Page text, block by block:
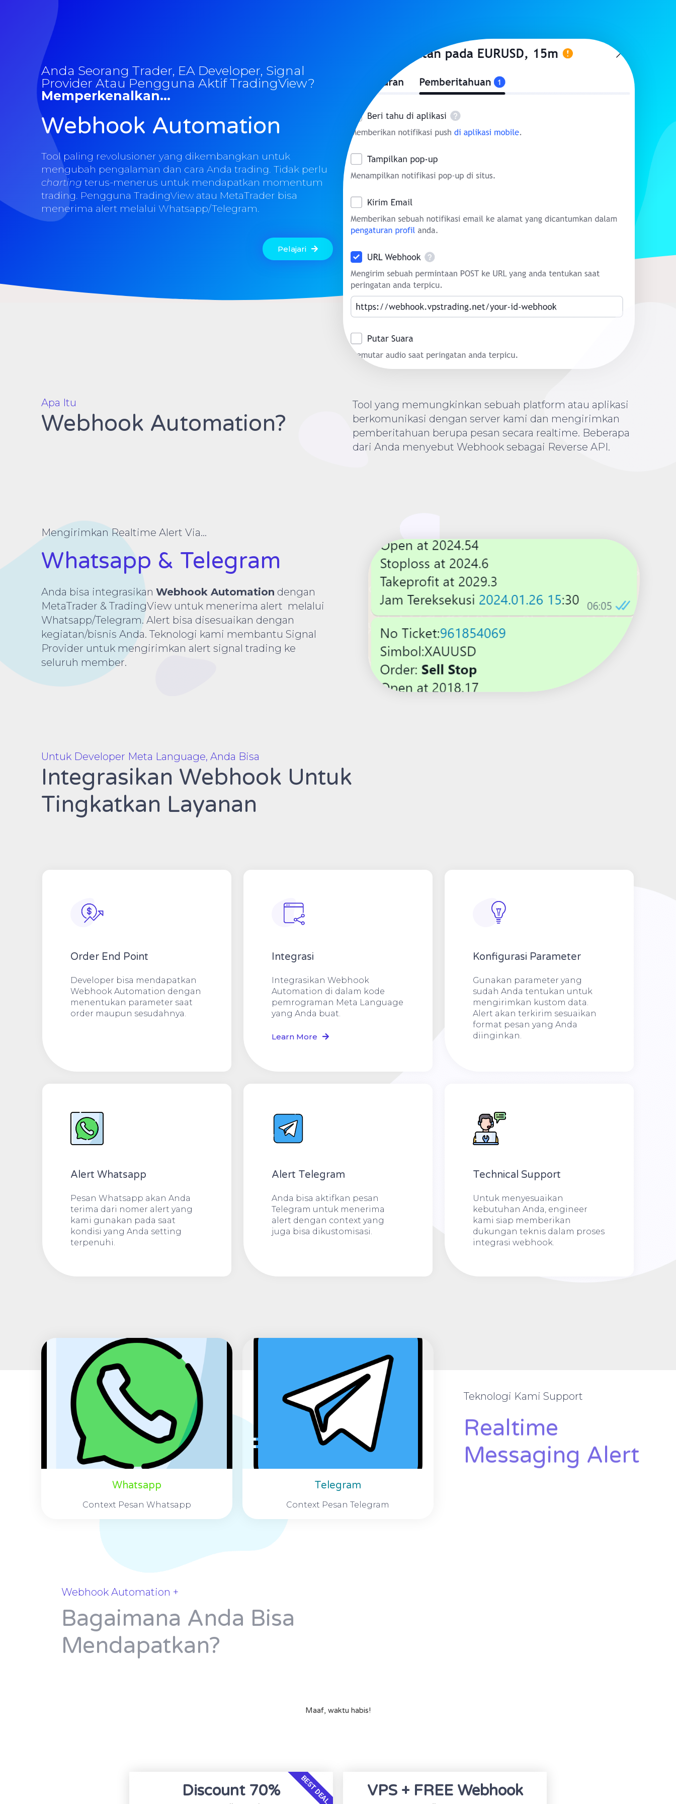
Anda Seorang Trader, EA Developer, Signal
Provider Atau Pengguna Aktif TradingView?
Memperkenalkan...
Webhook Automation
Tool paling revolusioner yang dikembangkan untuk
mengubah pengalaman dan cara Anda trading. Tidak perlu
charting terus-menerus untuk mendapatkan momentum
trading. Pengguna TradingView atau MetaTrader bisa
menerima alert melalui Whatsapp/Telegram.
Pelajari
Apa Itu
Webhook Automation?
Tool yang memungkinkan sebuah platform atau aplikasi
berkomunikasi dengan server kami dan mengirimkan
pemberitahuan berupa pesan secara realtime. Beberapa
dari Anda menyebut Webhook sebagai Reverse API.
Mengirimkan Realtime Alert Via...
Whatsapp & Telegram
Anda bisa integrasikan Webhook Automation dengan
MetaTrader & TradingView untuk menerima alert melalui
Whatsapp/Telegram. Alert bisa disesuaikan dengan
kegiatan/bisnis Anda. Teknologi kami membantu Signal
Provider untuk mengirimkan alert signal trading ke
seluruh member.
Untuk Developer Meta Language, Anda Bisa
Integrasikan Webhook Untuk
Tingkatkan Layanan
Order End Point
Developer bisa mendapatkan
Webhook Automation dengan
menentukan parameter saat
order maupun sesudahnya.
Integrasi
Integrasikan Webhook
Automation di dalam kode
pemrograman Meta Language
yang Anda buat.
Learn More
Konfigurasi Parameter
Gunakan parameter yang
sudah Anda tentukan untuk
mengirimkan kustom data.
Alert akan terkirim sesuaikan
format pesan yang Anda
diinginkan.
Alert Whatsapp
Pesan Whatsapp akan Anda
terima dari nomer alert yang
kami gunakan pada saat
kondisi yang Anda setting
terpenuhi.
Alert Telegram
Anda bisa aktifkan pesan
Telegram untuk menerima
alert dengan context yang
juga bisa dikustomisasi.
Technical Support
Untuk menyesuaikan
kebutuhan Anda, engineer
kami siap memberikan
dukungan teknis dalam proses
integrasi webhook.
Whatsapp
Context Pesan Whatsapp
Telegram
Context Pesan Telegram
Teknologi Kami Support
Realtime
Messaging Alert
Webhook Automation +
Bagaimana Anda Bisa
Mendapatkan?
Maaf, waktu habis!
Discount 70% BEST DEAL VPS + FREE Webhook